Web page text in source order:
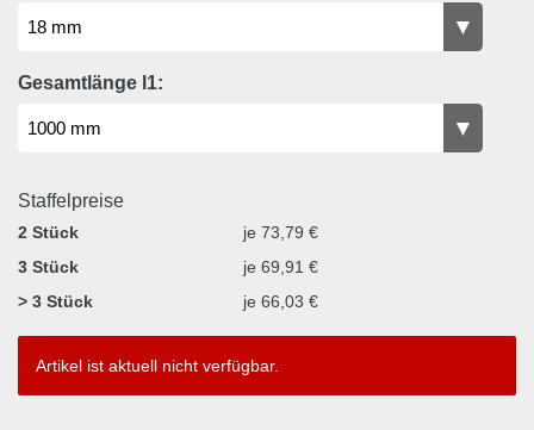
Gesamtlänge l1:
Staffelpreise
2 Stück
je 73,79 €
3 Stück
je 69,91 €
> 3 Stück
je 66,03 €
Artikel ist aktuell nicht verfügbar.